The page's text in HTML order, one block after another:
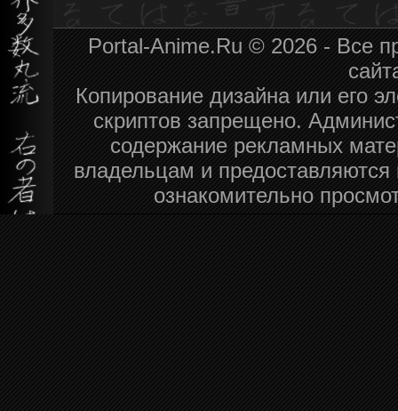
Portal-Anime.Ru © 2026 - Все
Копирование дизайна или его
скриптов запрещено.
содержание рекламных
владельцам и
ознакомительно